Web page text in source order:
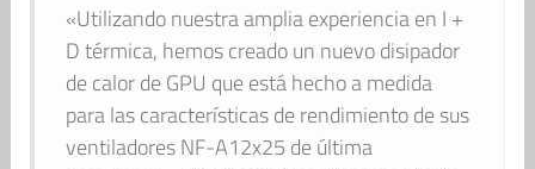
«Utilizando nuestra amplia experiencia en I +
D térmica, hemos creado un nuevo disipador
de calor de GPU que está hecho a medida
para las características de rendimiento de sus
ventiladores NF-A12x25 de última